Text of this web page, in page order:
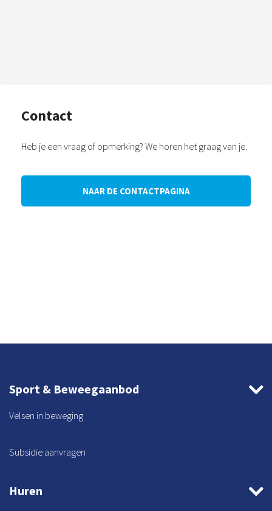
Contact
Heb je een vraag of opmerking? We horen het graag van je.
NAAR DE CONTACTPAGINA
Sport & Beweegaanbod
Velsen in beweging
Subsidie aanvragen
Huren